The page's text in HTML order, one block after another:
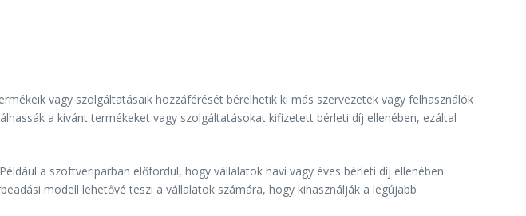
vagy szolgáltatásaik hozzáférését bérelhetik ki más szervezetek vagy felhasználók
a kívánt termékeket vagy szolgáltatásokat kifizetett bérleti díj ellenében, ezáltal
a szoftveriparban előfordul, hogy vállalatok havi vagy éves bérleti díj ellenében
modell lehetővé teszi a vállalatok számára, hogy kihasználják a legújabb